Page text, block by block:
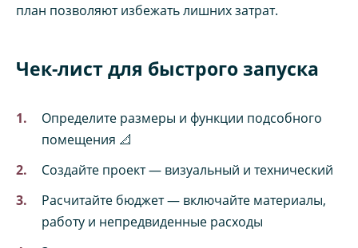
план позволяют избежать лишних затрат.
Чек-лист для быстрого запуска
Определите размеры и функции подсобного
помещения 📐
Создайте проект — визуальный и технический
Расчитайте бюджет — включайте материалы,
работу и непредвиденные расходы